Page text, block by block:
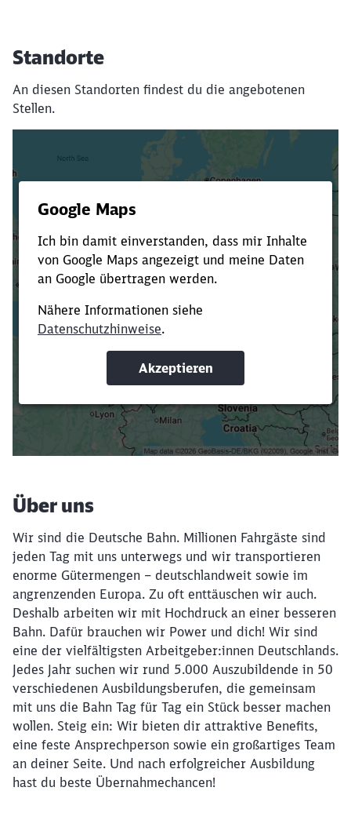
Standorte
An diesen Standorten findest du die angebotenen
Stellen.
Verkürze die Ladezeit, indem du Suchbegriffe
oder Filter hinzufügst.
Suchbegriffe eingeben
Filter setzen
Über uns
Wir sind die Deutsche Bahn. Millionen Fahrgäste sind
jeden Tag mit uns unterwegs und wir transportieren
enorme Gütermengen – deutschlandweit sowie im
angrenzenden Europa. Zu oft enttäuschen wir auch.
Deshalb arbeiten wir mit Hochdruck an einer besseren
Bahn. Dafür brauchen wir Power und dich! Wir sind
eine der vielfältigsten Arbeitgeber:innen Deutschlands.
Jedes Jahr suchen wir rund 5.000 Auszubildende in 50
verschiedenen Ausbildungsberufen, die gemeinsam
mit uns die Bahn Tag für Tag ein Stück besser machen
wollen. Steig ein: Wir bieten dir attraktive Benefits,
eine feste Ansprechperson sowie ein großartiges Team
an deiner Seite. Und nach erfolgreicher Ausbildung
hast du beste Übernahmechancen!